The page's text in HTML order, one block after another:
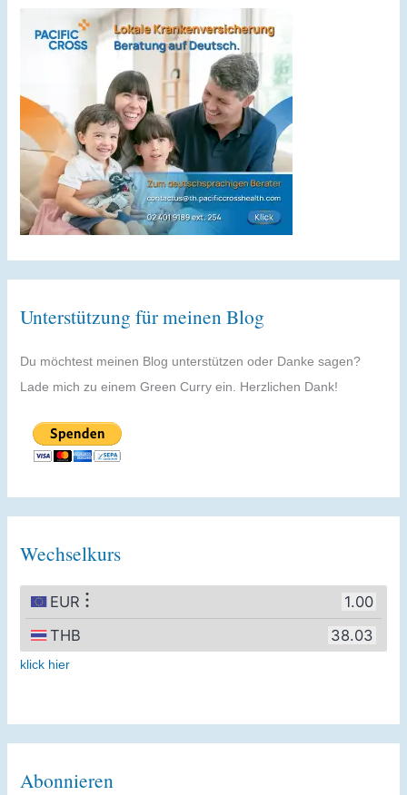
Unterstützung für meinen Blog
Du möchtest meinen Blog unterstützen oder Danke sagen?
Lade mich zu einem Green Curry ein. Herzlichen Dank!
Wechselkurs
klick hier
Abonnieren